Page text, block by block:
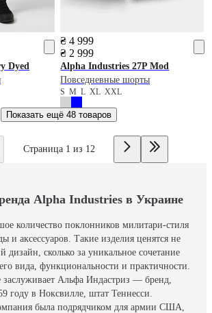
Dyed
₴ 4 999
₴ 2 999
Alpha Industries 27P Mod
Повседневные шорты
SMLXLXXL
Показать ещё 48 товаров
Страница 1 из 12
Alpha Industries в Украине
количество поклонников милитари-стиля
и аксессуаров. Такие изделия ценятся не
дизайн, сколько за уникальное сочетание
вида, функциональности и практичности.
Альфа Индастриз — бренд,
году в Ноксвилле, штат Теннесси.
была подрядчиком для армии США,